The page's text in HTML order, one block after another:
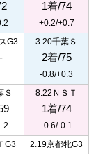
1着/74
+0.2/+0.7
G3 3.20千葉Ｓ
2着/75
-0.8/+0.3
Ｓ 8.22ＮＳＴ
1着/74
-0.6/-0.1
G3 2.19京都牝G3